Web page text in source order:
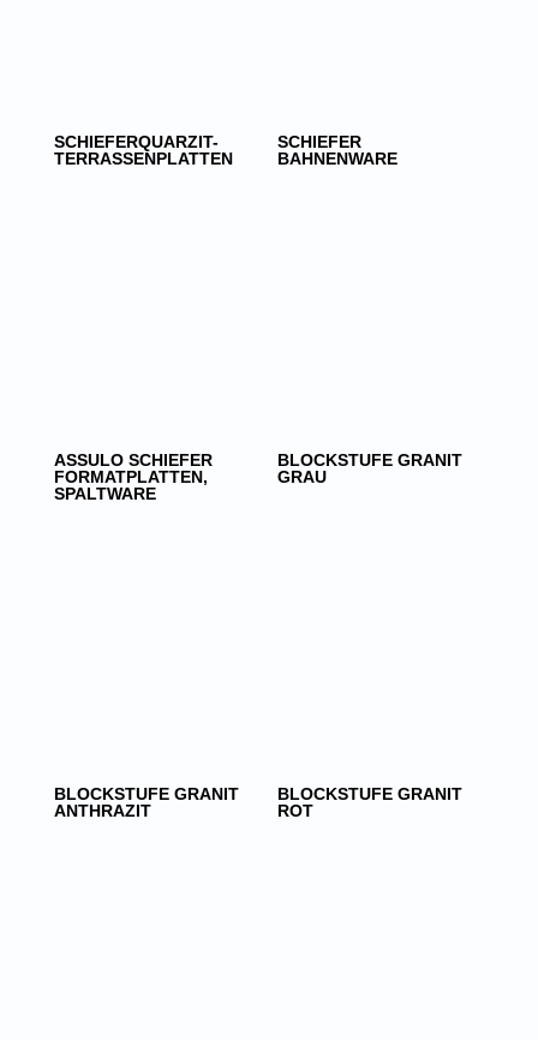
SCHIEFERQUARZIT-
TERRASSENPLATTEN
SCHIEFER
BAHNENWARE
ASSULO SCHIEFER
FORMATPLATTEN,
SPALTWARE
BLOCKSTUFE GRANIT
GRAU
BLOCKSTUFE GRANIT
ANTHRAZIT
BLOCKSTUFE GRANIT
ROT